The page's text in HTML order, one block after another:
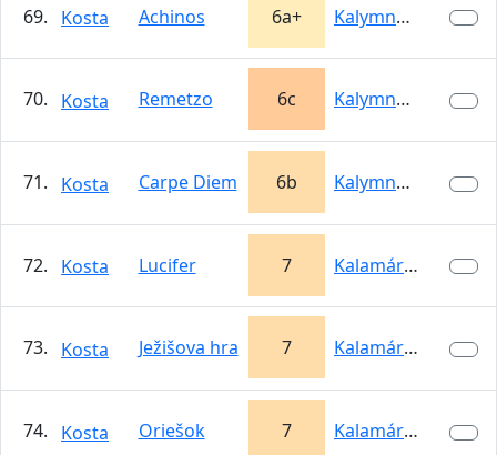
69. Kosta Achinos 6a+ Kalymnos
70. Kosta Remetzo 6c Kalymnos
71. Kosta Carpe Diem 6b Kalymnos
72. Kosta Lucifer 7 Kalamárka
73. Kosta Ježišova hra 7 Kalamárka
74. Kosta Oriešok 7 Kalamárka